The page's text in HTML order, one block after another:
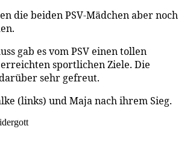
die beiden PSV-Mädchen aber noch
gab es vom PSV einen tollen
sportlichen Ziele. Die
sehr gefreut.
(links) und Maja nach ihrem Sieg.